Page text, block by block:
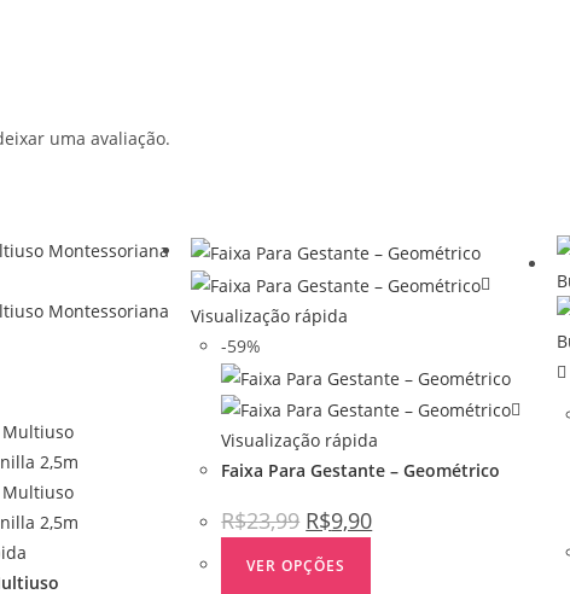
uma avaliação.
Visualização rápida
-59%
Visualização rápida
Faixa Para Gestante – Geométrico
R$23,99 R$9,90
VER OPÇÕES